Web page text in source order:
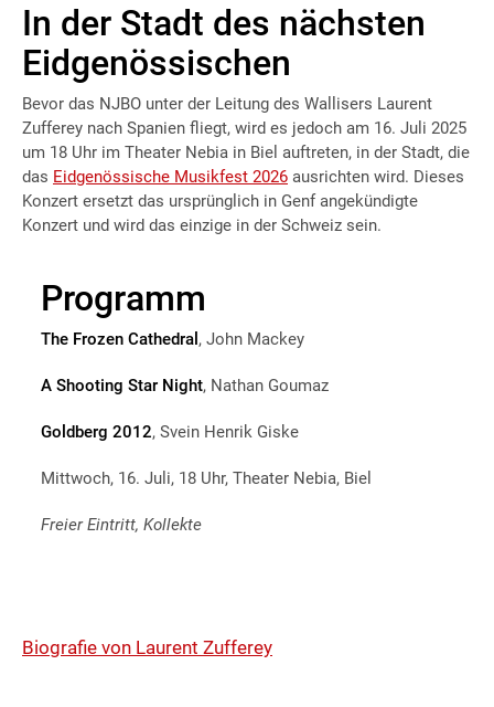
In der Stadt des nächsten
Eidgenössischen
Bevor das NJBO unter der Leitung des Wallisers Laurent
Zufferey nach Spanien fliegt, wird es jedoch am 16. Juli 2025
um 18 Uhr im Theater Nebia in Biel auftreten, in der Stadt, die
das Eidgenössische Musikfest 2026 ausrichten wird. Dieses
Konzert ersetzt das ursprünglich in Genf angekündigte
Konzert und wird das einzige in der Schweiz sein.
Programm
The Frozen Cathedral , John Mackey
A Shooting Star Night, Nathan Goumaz
Goldberg 2012, Svein Henrik Giske
Mittwoch, 16. Juli, 18 Uhr, Theater Nebia, Biel
Freier Eintritt, Kollekte
Biografie von Laurent Zufferey